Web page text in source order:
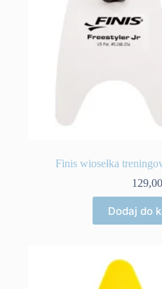
Finis wiosełka
129,00
Dodaj do